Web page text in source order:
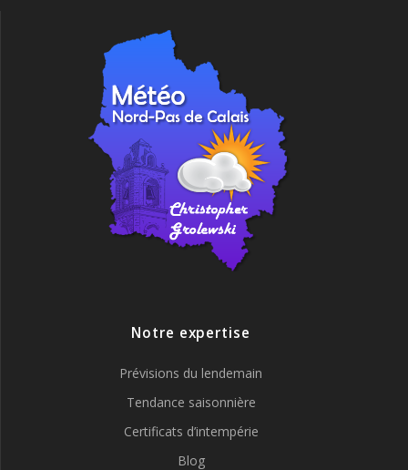
Notre expertise
Prévisions du lendemain
Tendance saisonnière
Certificats d’intempérie
Blog